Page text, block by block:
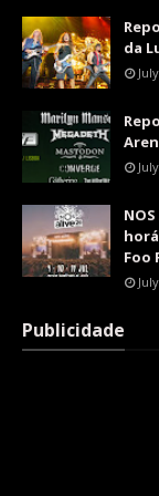
da
Foo
Publicidade